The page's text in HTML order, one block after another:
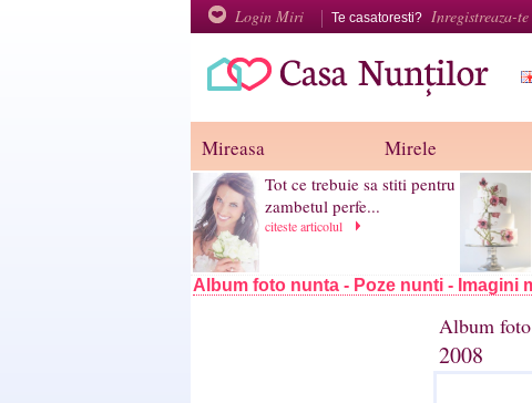
Login Miri Te casatoresti? Inregistreaza-
Mireasa Mirele
Tot ce trebuie sa stiti pentru
zambetul perfe...
citeste articolul
Album foto nunta - Poze nunti - Imagini
Album
2008